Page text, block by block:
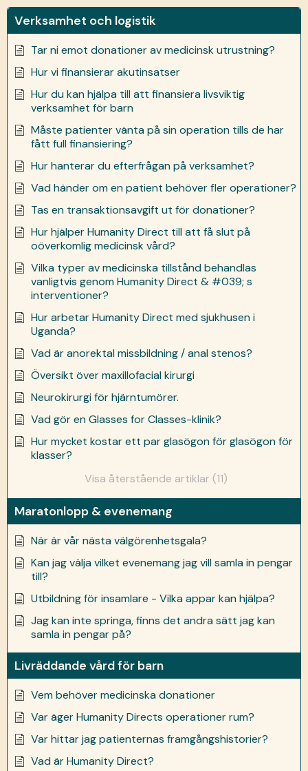
Verksamhet och logistik
Tar ni emot donationer av medicinsk utrustning?
Hur vi finansierar akutinsatser
Hur du kan hjälpa till att finansiera livsviktig
verksamhet för barn
Måste patienter vänta på sin operation tills de har
fått full finansiering?
Hur hanterar du efterfrågan på verksamhet?
Vad händer om en patient behöver fler operationer?
Tas en transaktionsavgift ut för donationer?
Hur hjälper Humanity Direct till att få slut på
oöverkomlig medicinsk vård?
Vilka typer av medicinska tillstånd behandlas
vanligtvis genom Humanity Direct & #039; s
interventioner?
Hur arbetar Humanity Direct med sjukhusen i
Uganda?
Vad är anorektal missbildning / anal stenos?
Översikt över maxillofacial kirurgi
Neurokirurgi för hjärntumörer.
Vad gör en Glasses for Classes-klinik?
Hur mycket kostar ett par glasögon för glasögon för
klasser?
Visa återstående artiklar (11)
Maratonlopp & evenemang
När är vår nästa välgörenhetsgala?
Kan jag välja vilket evenemang jag vill samla in pengar
till?
Utbildning för insamlare - Vilka appar kan hjälpa?
Jag kan inte springa, finns det andra sätt jag kan
samla in pengar på?
Livräddande vård för barn
Vem behöver medicinska donationer
Var äger Humanity Directs operationer rum?
Var hittar jag patienternas framgångshistorier?
Vad är Humanity Direct?